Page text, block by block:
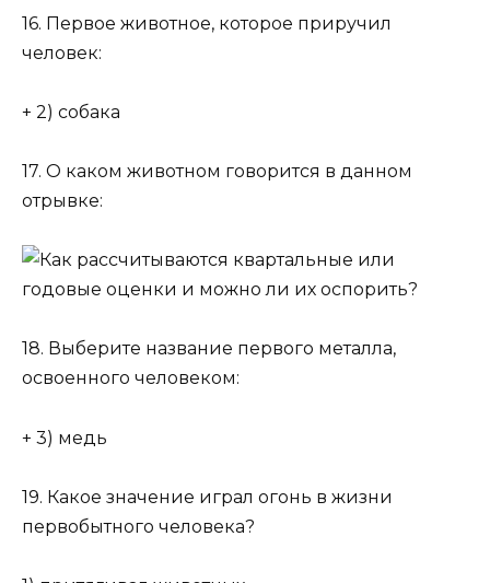
16. Первое животное, которое приручил
человек:
+ 2) собака
17. О каком животном говорится в данном
отрывке:
18. Выберите название первого металла,
освоенного человеком:
+ 3) медь
19. Какое значение играл огонь в жизни
первобытного человека?